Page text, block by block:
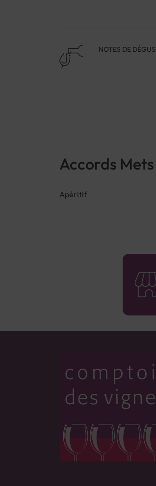
NOTES DE
Accords Mets
Apéritif